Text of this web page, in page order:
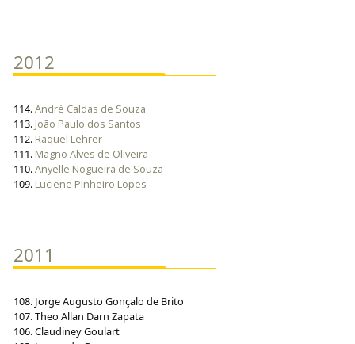
2012
114.André Caldas de Souza
113. João Paulo dos Santos
112. Raquel Lehrer
111. Magno Alves de Oliveira
110.Anyelle Nogueira de Souza
109. Luciene Pinheiro Lopes
2011
108. Jorge Augusto Gonçalo de Brito
107. Theo Allan Darn Zapata
106. Claudiney Goulart